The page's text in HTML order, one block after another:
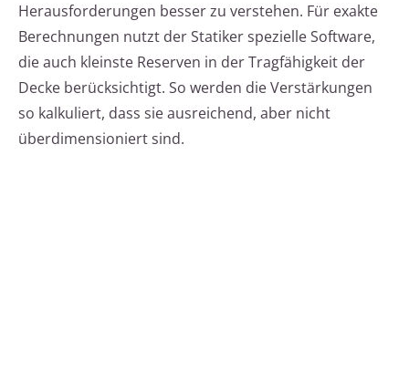
Herausforderungen besser zu verstehen. Für exakte
Berechnungen nutzt der Statiker spezielle Software,
die auch kleinste Reserven in der Tragfähigkeit der
Decke berücksichtigt. So werden die Verstärkungen
so kalkuliert, dass sie ausreichend, aber nicht
überdimensioniert sind.